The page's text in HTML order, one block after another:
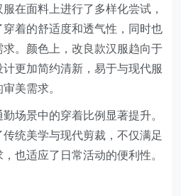
在面料上进行了多样化尝试，
着的舒适度和透气性，同时也
。颜色上，改良款汉服趋向于
更加简约清新，易于与现代服
美需求。
场景中的穿着比例显著提升。
统美学与现代剪裁，不仅满足
也适应了日常活动的便利性。